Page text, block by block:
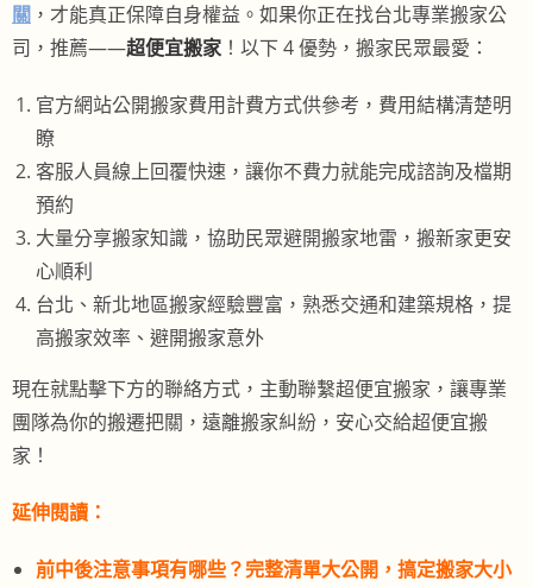
關 ，才能真正保障自身權益。如果你正在找台北專業搬家公
司，推薦——超便宜搬家 ！以下 4 優勢，搬家民眾最愛：
官方網站公開搬家費用計費方式供參考，費用結構清楚明
瞭
客服人員線上回覆快速，讓你不費力就能完成諮詢及檔期
預約
大量分享搬家知識，協助民眾避開搬家地雷，搬新家更安
心順利
台北、新北地區搬家經驗豐富，熟悉交通和建築規格，提
高搬家效率、避開搬家意外
現在就點擊下方的聯絡方式，主動聯繫超便宜搬家，讓專業
團隊為你的搬遷把關，遠離搬家糾紛，安心交給超便宜搬
家！
延伸閱讀：
前中後注意事項有哪些？完整清單大公開，搞定搬家大小